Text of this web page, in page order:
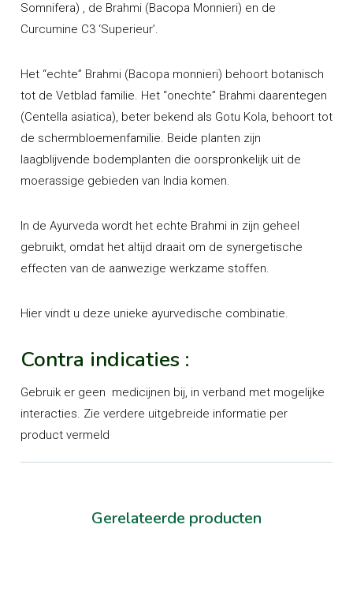
Somnifera) , de Brahmi (Bacopa Monnieri) en de
Curcumine C3 ‘Superieur’.
Het “echte” Brahmi (Bacopa monnieri) behoort botanisch
tot de Vetblad familie. Het “onechte” Brahmi daarentegen
(Centella asiatica), beter bekend als Gotu Kola, behoort tot
de schermbloemenfamilie. Beide planten zijn
laagblijvende bodemplanten die oorspronkelijk uit de
moerassige gebieden van India komen.
In de Ayurveda wordt het echte Brahmi in zijn geheel
gebruikt, omdat het altijd draait om de synergetische
effecten van de aanwezige werkzame stoffen.
Hier vindt u deze unieke ayurvedische combinatie.
Contra indicaties :
Gebruik er geen medicijnen bij, in verband met mogelijke
interacties. Zie verdere uitgebreide informatie per
product vermeld
Gerelateerde producten